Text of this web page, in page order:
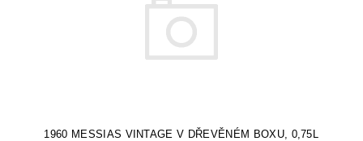
1960 MESSIAS VINTAGE V DŘEVĚNÉM BOXU, 0,75L